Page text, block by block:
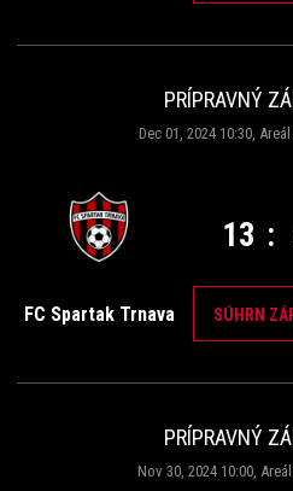
PRÍPRAVNÝ
Dec 01, 2024 10:30,
FC Spartak Trnava
13 :
SÚHRN
PRÍPRAVNÝ
Nov 30, 2024 10:00,